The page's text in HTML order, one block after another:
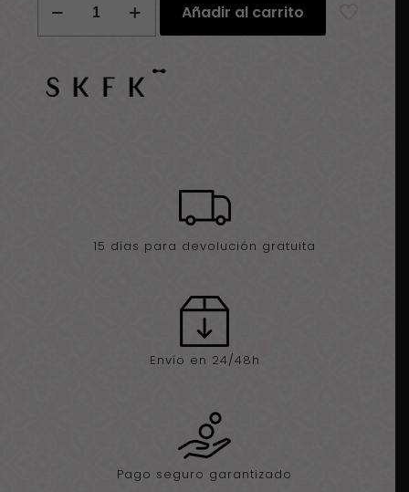
de
Mano
cantidad
Añadir al carrito
15 días para devolución gratuita
Envío en 24/48h
Pago seguro garantizado